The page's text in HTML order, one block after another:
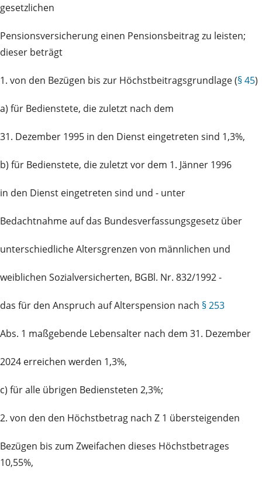
gesetzlichen
Pensionsversicherung einen Pensionsbeitrag zu leisten;
dieser beträgt
1. von den Bezügen bis zur Höchstbeitragsgrundlage (§ 45)
a) für Bedienstete, die zuletzt nach dem
31. Dezember 1995 in den Dienst eingetreten sind 1,3%,
b) für Bedienstete, die zuletzt vor dem 1. Jänner 1996
in den Dienst eingetreten sind und - unter
Bedachtnahme auf das Bundesverfassungsgesetz über
unterschiedliche Altersgrenzen von männlichen und
weiblichen Sozialversicherten, BGBl. Nr. 832/1992 -
das für den Anspruch auf Alterspension nach § 253
Abs. 1 maßgebende Lebensalter nach dem 31. Dezember
2024 erreichen werden 1,3%,
c) für alle übrigen Bediensteten 2,3%;
2. von den den Höchstbetrag nach Z 1 übersteigenden
Bezügen bis zum Zweifachen dieses Höchstbetrages
10,55%,